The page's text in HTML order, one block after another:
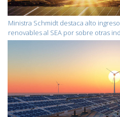
Ministra Schmidt destaca alto
renovables al SEA por sobre otras